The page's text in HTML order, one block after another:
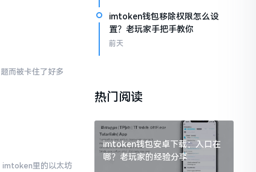
而被卡住了好多
imtoken里的以太坊
imtoken钱包移除权限怎么设
置？老玩家手把手教你
前天
热门阅读
imtoken钱包安卓下载：入口在
哪？老玩家的经验分享